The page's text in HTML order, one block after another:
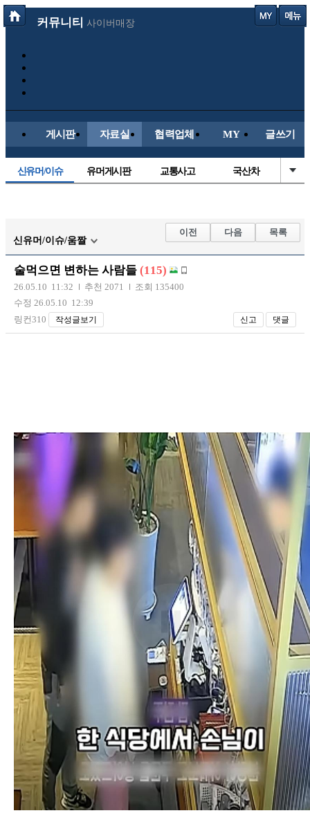
커뮤니티 사이버매장
게시판 자료실 협력업체 MY 글쓰기
신유머/이슈 유머게시판 교통사고 국산차
자유사진 군사/무기
트럭/버스 항공/해운/철도
장착시공사진
신유머/이슈/움짤
이전 다음 목록
술먹으면 변하는 사람들 (115)
26.05.10 11:32 추천 2071
조회 135400
수정 26.05.10 12:39
링컨310
작성글보기 신고 댓글